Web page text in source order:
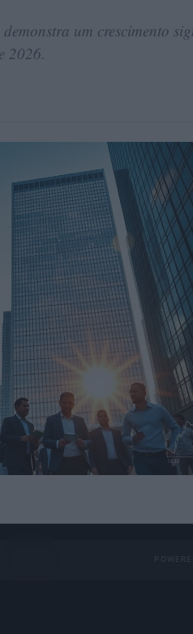
um crescimento
2026.